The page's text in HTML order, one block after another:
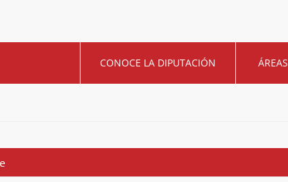
CONOCE LA DIPUTACIÓN ÁREAS